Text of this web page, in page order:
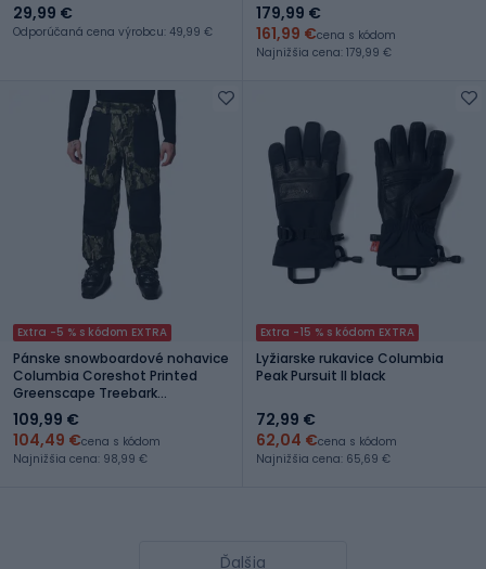
29,99 €
Odporúčaná cena výrobcu: 49,99 €
179,99 €
161,99 €cena s kódom
Najnižšia cena: 179,99 €
Extra -5 % s kódom EXTRA
Pánske snowboardové nohavice
Columbia Coreshot Printed
Greenscape Treebark
Print/Black
109,99 €
104,49 €cena s kódom
Najnižšia cena: 98,99 €
Extra -15 % s kódom EXTRA
Lyžiarske rukavice Columbia
Peak Pursuit II black
72,99 €
62,04 €cena s kódom
Najnižšia cena: 65,69 €
Ďalšia